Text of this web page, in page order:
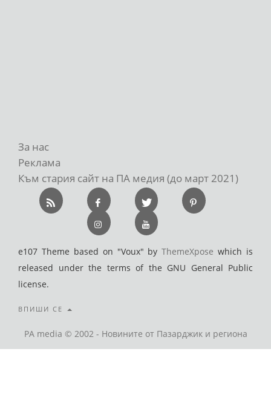
За нас
Реклама
Към стария сайт на ПА медия (до март 2021)
e107 Theme based on "Voux" byThemeXpose which is
released under the terms of the GNU General Public
license.
ВПИШИ СЕ
PA media © 2002 - Новините от Пазарджик и региона